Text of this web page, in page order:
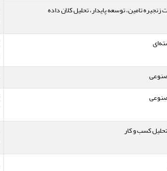
تامین، توسعه پایدار، تحلیل کلان داده
کسب و کار